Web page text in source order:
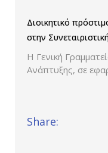
Διοικητικό
στην
Η Γενική
Ανάπτυξης, σε
Share: